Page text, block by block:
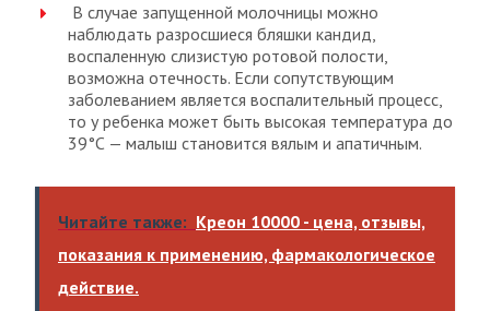
В случае запущенной молочницы можно
наблюдать разросшиеся бляшки кандид,
воспаленную слизистую ротовой полости,
возможна отечность. Если сопутствующим
заболеванием является воспалительный процесс,
то у ребенка может быть высокая температура до
39°С — малыш становится вялым и апатичным.
Читайте также: Креон 10000 - цена, отзывы,
показания к применению, фармакологическое
действие.